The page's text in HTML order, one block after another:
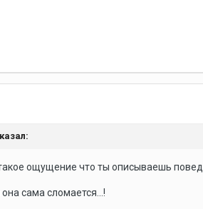
ощущение что ты описываешь
сама сломается...!